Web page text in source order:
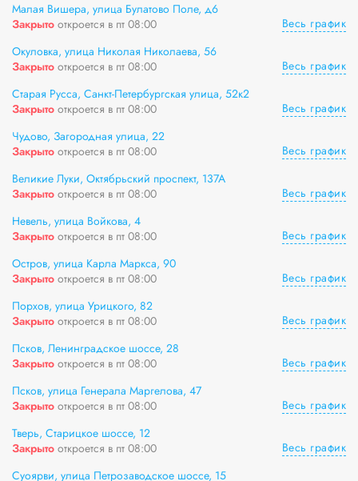
Малая Вишера, улица Булатово Поле, д6
Закрыто откроется в пт 08:00
Весь график
Окуловка, улица Николая Николаева, 56
Закрыто откроется в пт 08:00
Весь график
Старая Русса, Санкт-Петербургская улица, 52к2
Закрыто откроется в пт 08:00
Весь график
Чудово, Загородная улица, 22
Закрыто откроется в пт 08:00
Весь график
Великие Луки, Октябрьский проспект, 137А
Закрыто откроется в пт 08:00
Весь график
Невель, улица Войкова, 4
Закрыто откроется в пт 08:00
Весь график
Остров, улица Карла Маркса, 90
Закрыто откроется в пт 08:00
Весь график
Порхов, улица Урицкого, 82
Закрыто откроется в пт 08:00
Весь график
Псков, Ленинградское шоссе, 28
Закрыто откроется в пт 08:00
Весь график
Псков, улица Генерала Маргелова, 47
Закрыто откроется в пт 08:00
Весь график
Тверь, Старицкое шоссе, 12
Закрыто откроется в пт 08:00
Весь график
Суоярви, улица Петрозаводское шоссе, 15